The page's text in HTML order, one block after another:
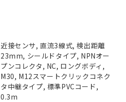
近接センサ, 直流3線式, 検出距離
23mm, シールドタイプ, NPNオー
プンコレクタ, NC, ロングボディ,
M30, M12スマートクリックコネク
タ中継タイプ, 標準PVCコード,
0.3m